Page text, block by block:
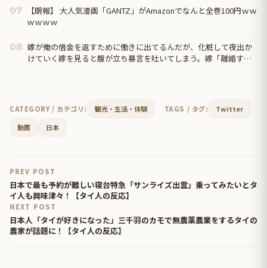
07
【朗報】 大人気漫画「GANTZ」がAmazonでなんと全巻100円ｗｗ
ｗｗｗｗ
08 嫁が俺の借金を返すために働きに出てるんだが、化粧して夜出か
けていく嫁を見ると腹が立ち暴言を吐いてしまう。嫁「離婚す
CATEGORY / カテゴリ: 観光・生活・体験 TAGS / タグ:
Twitter
動画
日本
PREV POST
日本で最も予約が難しい寝台特急「サンライズ出雲」乗ってみたいとタ
イ人も興味津々！【タイ人の反応】
NEXT POST
日本人「タイが好きになった」三千羽のカモで無農薬農業をするタイの
農家が話題に！【タイ人の反応】